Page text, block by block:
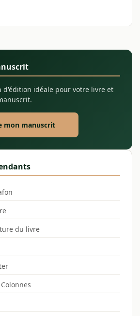
d'édition idéale pour votre livre et
mon manuscrit
du livre